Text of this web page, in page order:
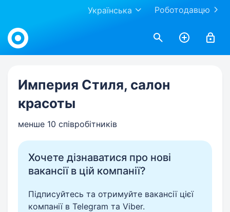
Роботодавцю
Українська
Work.ua
Империя Стиля, салон
красоты
менше 10 співробітників
Хочете дізнаватися про нові
вакансії в цій компанії?
Підписуйтесь та отримуйте вакансії цієї
компанії в Telegram та Viber.